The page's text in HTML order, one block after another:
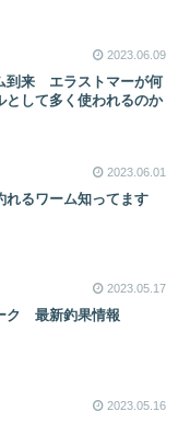
2023.06.09
到来 エラストマーが何
として多く使われるのか
2023.06.01
るワーム知ってます
2023.05.17
ク 最新釣果情報
2023.05.16